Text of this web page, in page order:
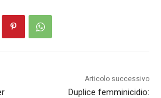
Articolo successivo
Duplice femminicidio: